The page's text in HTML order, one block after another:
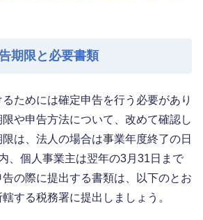
期限と必要書類
ためには確定申告を行う必要があり
や申告方法について、改めて確認し
は、法人の場合は事業年度終了の日
、個人事業主は翌年の3月31日まで
の際に提出する書類は、以下のとお
する税務署に提出しましょう。